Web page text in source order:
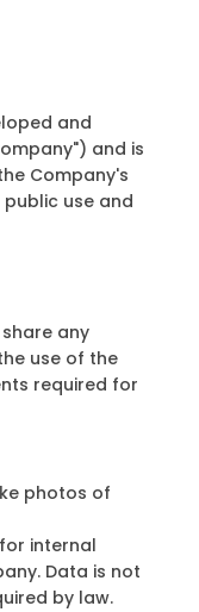
and
and is
Company's
use and
any
use of the
required for
photos of
internal
Data is not
by law.